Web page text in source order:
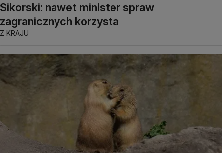
Sikorski: nawet minister spraw
zagranicznych korzysta
Z KRAJU